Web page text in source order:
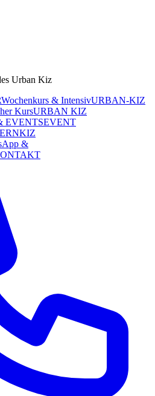
Urban Kiz
Wochenkurs & IntensivURBAN-KIZ
KursURBAN KIZ
EVENTSEVENT
KIZ
&